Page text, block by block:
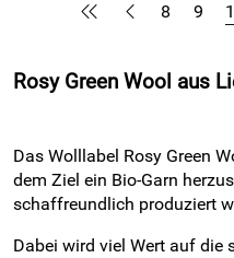
8 9
Rosy Green Wool aus
Das Wolllabel Rosy Green
dem Ziel ein Bio-Garn
schaffreundlich produziert
Dabei wird viel Wert auf die